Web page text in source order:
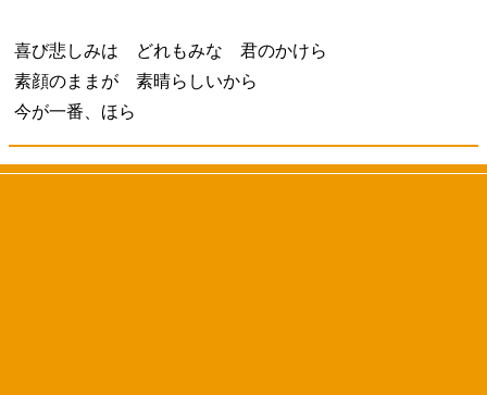
喜び悲しみは どれもみな 君のかけら
素顔のままが 素晴らしいから
今が一番、ほら